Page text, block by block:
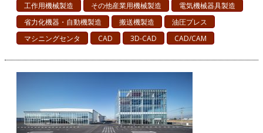
工作用機械製造
その他産業用機械製造
電気機械器具製造
省力化機器・自動機製造
搬送機製造
油圧プレス
マシニングセンタ
CAD 3D-CAD CAD/CAM